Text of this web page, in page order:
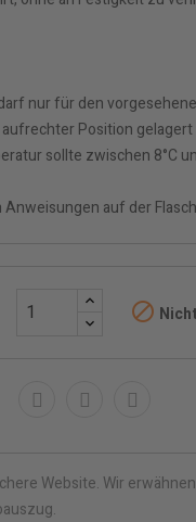
nur für den
Position
sollte zwischen 8°C
Anweisungen auf der
